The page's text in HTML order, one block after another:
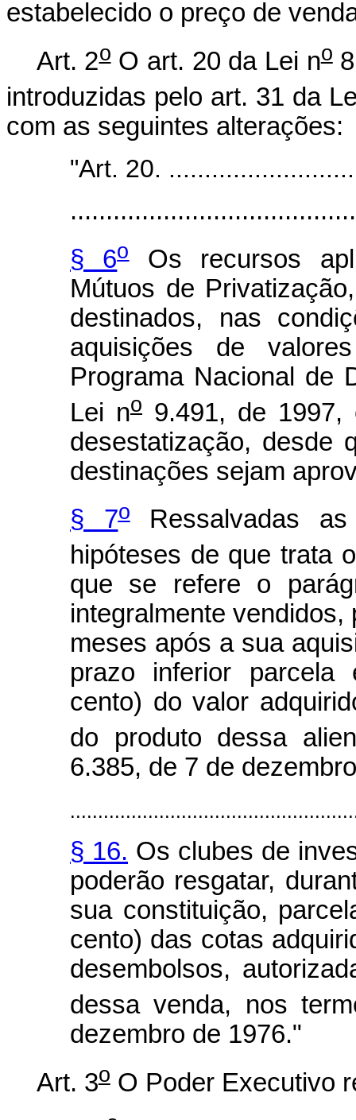
estabelecido o preço de
Art. 2oO art. 20 da Lei no
introduzidas pelo art. 31 da
com as seguintes alterações:
"Art. 20.
§ 6oOs recursos
Mútuos de
destinados, nas
aquisições de
Programa Nacional de
Lei no 9.491, de 1997,
desestatização, desde
destinações sejam
§ 7oRessalvadas as
hipóteses de que trata
que se refere o
integralmente
meses após a sua
prazo inferior
cento) do valor
do produto dessa
6.385, de 7 de
§ 16. Os clubes de
poderão resgatar,
sua constituição,
cento) das cotas
desembolsos,
dessa venda, nos
dezembro de 1976."
Art. 3oO Poder Executivo